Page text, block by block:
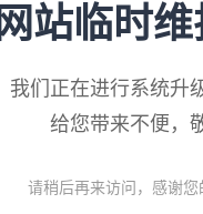
网站临时
我们正在进行系统升
给您带来不便，
请稍后再来访问，感谢